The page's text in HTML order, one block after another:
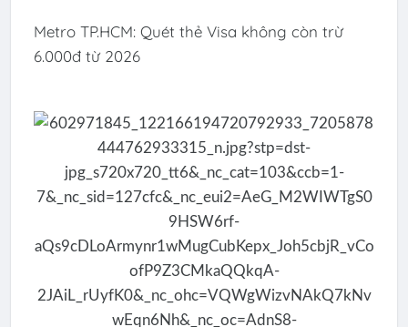
Metro TP.HCM: Quét thẻ Visa không còn trừ
6.000đ từ 2026